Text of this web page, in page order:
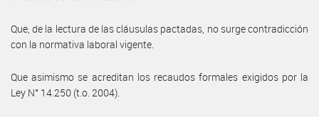
Que, de la lectura de las cláusulas pactadas, no surge contradicción
con la normativa laboral vigente.
Que asimismo se acreditan los recaudos formales exigidos por la
Ley N° 14.250 (t.o. 2004).